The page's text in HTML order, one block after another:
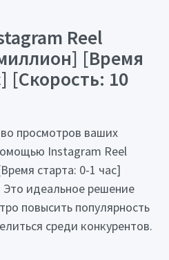
Reel
[Время
[Скорость: 10
просмотров ваших
Instagram Reel
старта: 0-1 час]
идеальное решение
повысить популярность
среди конкурентов.